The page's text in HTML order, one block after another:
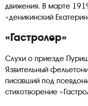
движения. В марте
«деникинский
«Гастролер»
Слухи о приезде
Язвительный
писавший под
стихотворение